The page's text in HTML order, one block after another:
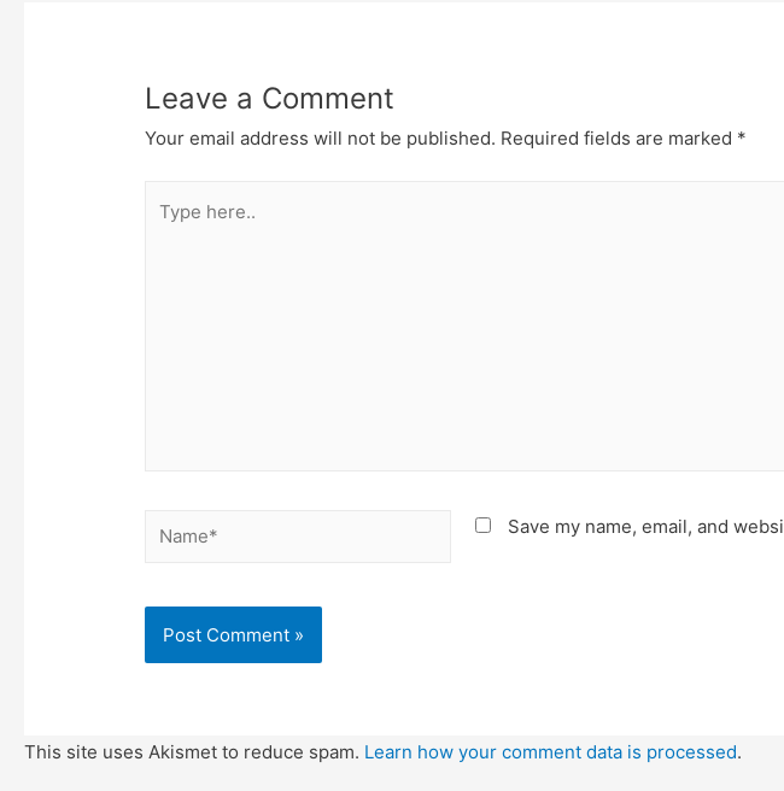
Leave a Comment
Your email address will not be published. Required fields are marked *
here..
Name* Save my name, email, and
This site uses Akismet to reduce spam. Learn how your comment data is processed.